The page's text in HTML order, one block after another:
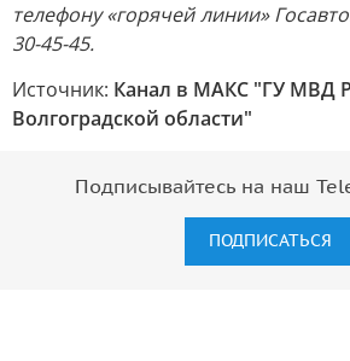
телефону «горячей линии»
30-45-45.
Источник: Канал в МАКС "ГУ МВД
Волгоградской области"
Подписывайтесь на наш
ПОДПИСАТЬСЯ